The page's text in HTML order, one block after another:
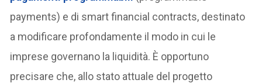
payments) e di smart financial contracts, destinato
a modificare profondamente il modo in cui le
imprese governano la liquidità. È opportuno
precisare che, allo stato attuale del progetto